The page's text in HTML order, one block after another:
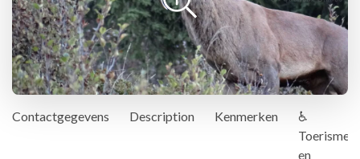
Contactgegevens Description Kenmerken
♿
Toerisme
en